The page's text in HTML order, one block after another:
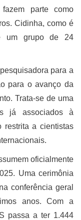
parte como
Cidinha, como é
um grupo de 24
para a
para o avanço da
Trata-se de uma
já associados à
restrita a cientistas
oficialmente
Uma cerimônia
conferência geral
anos. Com a
passa a ter 1.444